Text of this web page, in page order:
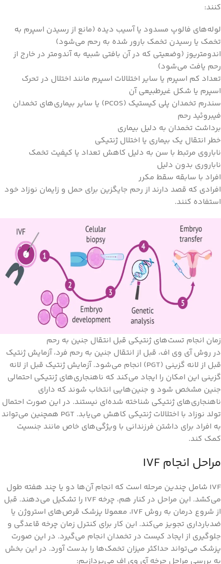
کنند:
لوله‌های فالوپ مسدود یا آسیب دیده (مانع از رسیدن اسپرم به
تخمک یا رسیدن تخمک بارور شده به رحم می‌شود)
اندومتریوز (وضعیتی که در آن بافتی شبیه به آندومتر در خارج از
رحم یافت می‌شود)
تعداد کم اسپرم یا سایر اختلالات اسپرم مانند اختلال در تحرک
اسپرم یا شکل غیرطبیعی آن
سندرم تخمدان پلی کیستیک (PCOS) یا سایر بیماری‌های تخمدان
فیبروئید رحم
برداشت تخمدان به دلیل بیماری
خطر انتقال یک بیماری یا اختلال ژنتیکی
ناباروی مرتبط با سن به دلیل کاهش تعداد یا کیفیت تخمک
ناباروری بدون دلیل
افراد با سابقه سقط مکرر
افرادی که قصد دارند از رحم جایگزین برای حمل و زایمان نوزاد خود
استفاده کنند.
زمان انجام تست‌های ژنتیکی قبل انتقال جنین به رحم
در روش آی وی اف، قبل از انتقال جنین به رحم فرد، آزمایش ژنتیک
قبل از لانه گزینی (PGT) انجام می‌شود. آزمایش ژنتیک قبل از لانه
گزینی این امکان را ایجاد می‌کند که ناهنجاری‌های ژنتیکی احتمالی
جنین مشخص شود و جنین‌هایی انتخاب شوند که دارای
ناهنجاری‌های ژنتیکی شناخته شده‌ای نیستند. در این صورت احتمال
تولد نوزاد با اختلالات ژنتیکی کاهش می‌یابد. PGT همچنین می‌تواند
به افراد برای داشتن فرزندانی با ویژگی‌های خاص مانند جنسیت
کمک کند.
مراحل انجام IVF
IVF شامل چندین مرحله است که انجام آن‌ها دو یا چند هفته طول
می‌کشد. این مراحل در کنار هم، چرخه IVF را تشکیل می‌دهند. قبل
از شروع درمان به روش IVF، معمولا پزشک قرص‌های استروژن یا
ضدبارداری تجویز می‌کند. این کار برای کنترل زمان چرخه قاعدگی و
جلوگیری از ایجاد کیست در تخمدان انجام می‌گیرد. در این صورت
پزشک می‌تواند حداکثر میزان تخمک‌ها را بدست آورد. در این بخش
به بررسی مراحل چرخه آی وی اف می‌پردازیم: